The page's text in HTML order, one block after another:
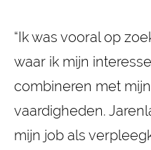
“Ik was vooral op
waar ik mijn
combineren met
vaardigheden.
mijn job als